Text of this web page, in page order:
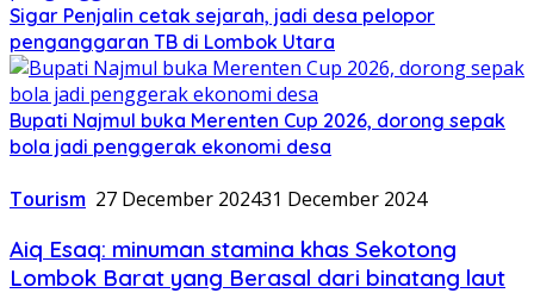
Sigar Penjalin cetak sejarah, jadi desa pelopor
penganggaran TB di Lombok Utara
Bupati Najmul buka Merenten Cup 2026, dorong sepak
bola jadi penggerak ekonomi desa
Tourism 27 December 202431 December 2024
Aiq Esaq: minuman stamina khas Sekotong
Lombok Barat yang Berasal dari binatang laut